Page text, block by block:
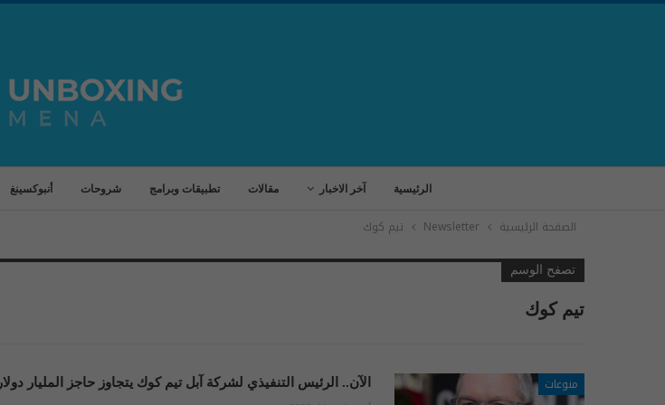
الرئيسية آخر الاخبار مقالات تطبيقات وبرامج شروحات أنبوكسينغ
الصفحة الرئيسية Newsletter تيم كوك
تصفح الوسم
تيم كوك
منوعات الآن.. الرئيس التنفيذي لشركة آبل تيم كوك يتجاوز حاجز المليار دولار